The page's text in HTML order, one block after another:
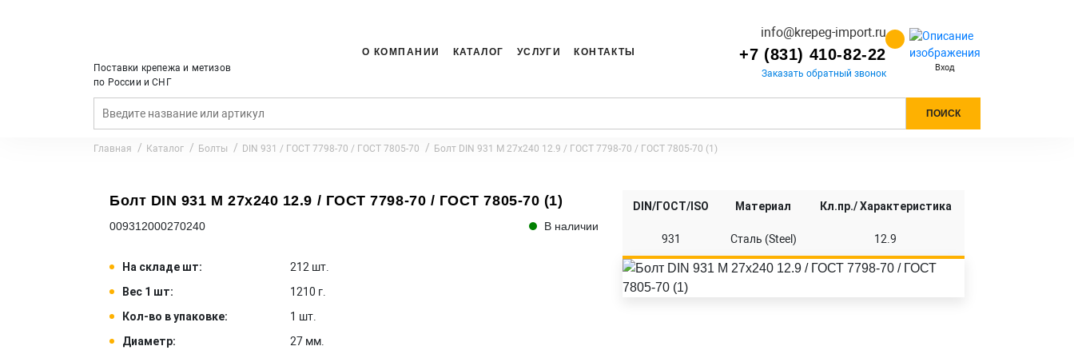
Поставки крепежа и метизов
по России и СНГ
О КОМПАНИИ КАТАЛОГ УСЛУГИ КОНТАКТЫ
info@krepeg-import.ru
+7 (831) 410-82-22
Заказать обратный звонок Вход
ПОИСК
Главная Каталог Болты DIN 931 / ГОСТ 7798-70 / ГОСТ 7805-70 Болт DIN 931 M 27x240 12.9 / ГОСТ 7798-70 / ГОСТ 7805-70 (1)
Болт DIN 931 M 27x240 12.9 / ГОСТ 7798-70 / ГОСТ 7805-70 (1)
009312000270240 В наличии
На складе шт:
212 шт.
Вес 1 шт:
1210 г.
Кол-во в упаковке:
1 шт.
Диаметр:
27 мм.
DIN/ГОСТ/ISO Материал Кл.пр./ Характеристика
931 Сталь (Steel) 12.9